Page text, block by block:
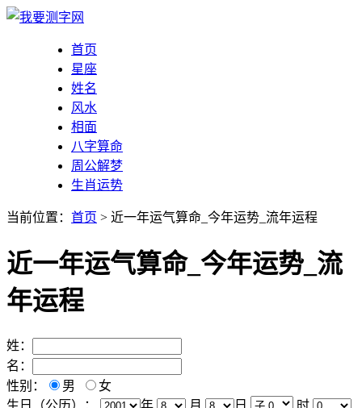
首页
星座
姓名
风水
相面
八字算命
周公解梦
生肖运势
当前位置： 首页 > 近一年运气算命_今年运势_流年运程
近一年运气算命_今年运势_流
年运程
姓：
名：
性别：
男
女
生日（公历）：
年 月 日
时